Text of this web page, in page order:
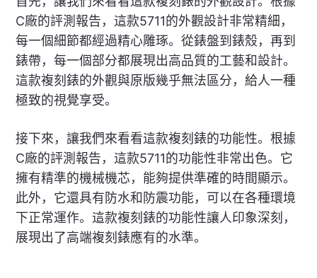
C廠的評測報告，這款5711的外觀設計非常精細，
每一個細節都經過精心雕琢。從錶盤到錶殼，再到
錶帶，每一個部分都展現出高品質的工藝和設計。
這款複刻錶的外觀與原版幾乎無法區分，給人一種
極致的視覺享受。
接下來，讓我們來看看這款複刻錶的功能性。根據
C廠的評測報告，這款5711的功能性非常出色。它
擁有精準的機械機芯，能夠提供準確的時間顯示。
此外，它還具有防水和防震功能，可以在各種環境
下正常運作。這款複刻錶的功能性讓人印象深刻，
展現出了高端複刻錶應有的水準。